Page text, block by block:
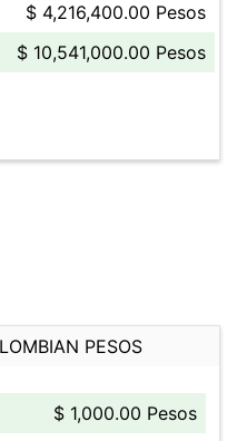
$ 4,216,400.00 Pesos
$ 10,541,000.00 Pesos
PESOS
$ 1,000.00 Pesos